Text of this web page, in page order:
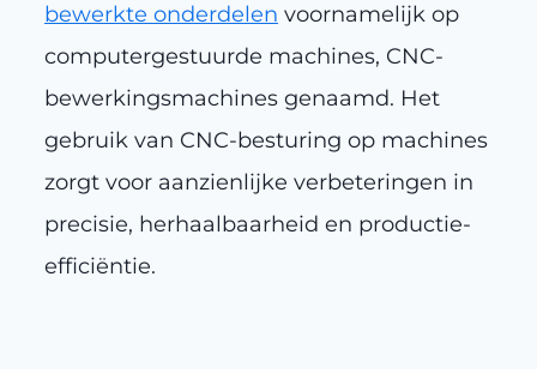
bewerkte onderdelen voornamelijk op
computergestuurde machines, CNC-
bewerkingsmachines genaamd. Het
gebruik van CNC-besturing op machines
zorgt voor aanzienlijke verbeteringen in
precisie, herhaalbaarheid en productie-
efficiëntie.